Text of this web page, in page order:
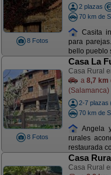
8 Fotos
2 plazas
70 km de
Casita
para
bello pueblo
8 Fotos
Casa La
Casa Rural
a 8,7 km
(Salamanca)
2-7 plazas
70 km de
Angela
rurales
restaurada
Casa
Casa Rural